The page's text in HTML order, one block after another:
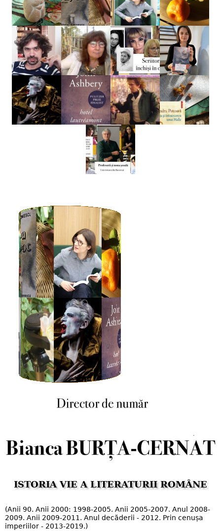
ISTORIA VIE A LITERATURII ROMÂNE
(Anii 90. Anii 2000: 1998-2005. Anii 2005-2007. Anul 2008-
2009. Anii 2009-2011. Anul decăderii - 2012. Prin cenușa
imperiilor - 2013-2019.)